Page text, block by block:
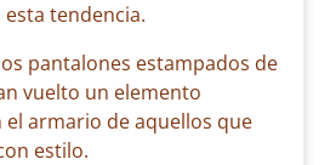
tendencia.
pantalones estampados de
vuelto un elemento
armario de aquellos que
estilo.